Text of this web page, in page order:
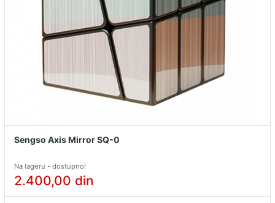
Sengso Axis Mirror SQ-0
Na lageru - dostupno!
2.400,00 din